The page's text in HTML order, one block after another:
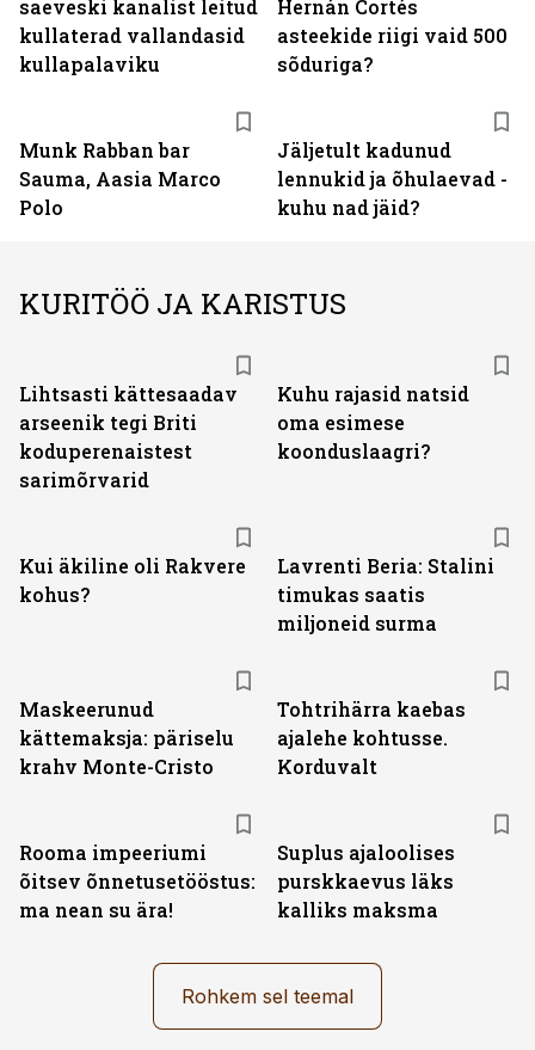
saeveski kanalist leitud
kullaterad vallandasid
kullapalaviku
Hernán Cortés
asteekide riigi vaid 500
sõduriga?
Munk Rabban bar
Sauma, Aasia Marco
Polo
Jäljetult kadunud
lennukid ja õhulaevad -
kuhu nad jäid?
KURITÖÖ JA KARISTUS
Lihtsasti kättesaadav
arseenik tegi Briti
koduperenaistest
sarimõrvarid
Kuhu rajasid natsid
oma esimese
koonduslaagri?
Kui äkiline oli Rakvere
kohus?
Lavrenti Beria: Stalini
timukas saatis
miljoneid surma
Maskeerunud
kättemaksja: päriselu
krahv Monte-Cristo
Tohtrihärra kaebas
ajalehe kohtusse.
Korduvalt
Rooma impeeriumi
õitsev õnnetusetööstus:
ma nean su ära!
Suplus ajaloolises
purskkaevus läks
kalliks maksma
Rohkem sel teemal